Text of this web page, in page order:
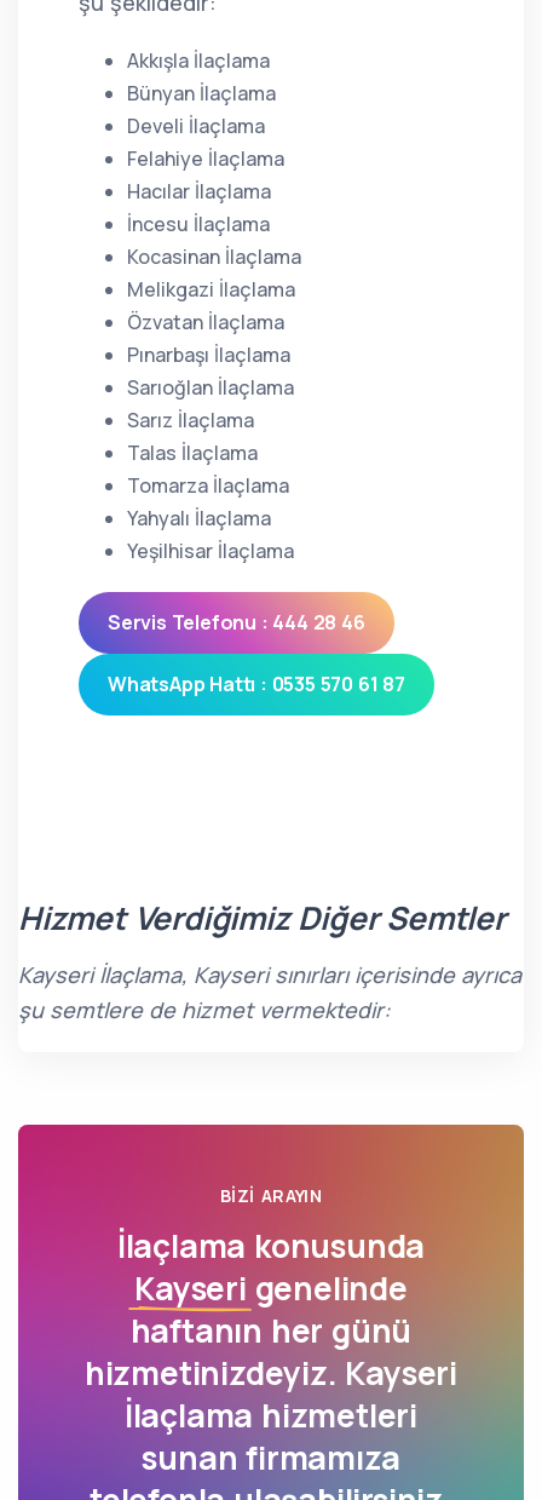
Akkışla İlaçlama
Bünyan İlaçlama
Develi İlaçlama
Felahiye İlaçlama
Hacılar İlaçlama
İncesu İlaçlama
Kocasinan İlaçlama
Melikgazi İlaçlama
Özvatan İlaçlama
Pınarbaşı İlaçlama
Sarıoğlan İlaçlama
Sarız İlaçlama
Talas İlaçlama
Tomarza İlaçlama
Yahyalı İlaçlama
Yeşilhisar İlaçlama
Servis Telefonu : 444 28 46
WhatsApp Hattı : 0535 570 61 87
Hizmet Verdiğimiz Diğer Semtler
Kayseri İlaçlama, Kayseri sınırları içerisinde ayrıca
şu semtlere de hizmet vermektedir:
BIZI ARAYIN
İlaçlama konusunda
Kayseri genelinde
haftanın her günü
hizmetinizdeyiz. Kayseri
İlaçlama hizmetleri
sunan firmamıza